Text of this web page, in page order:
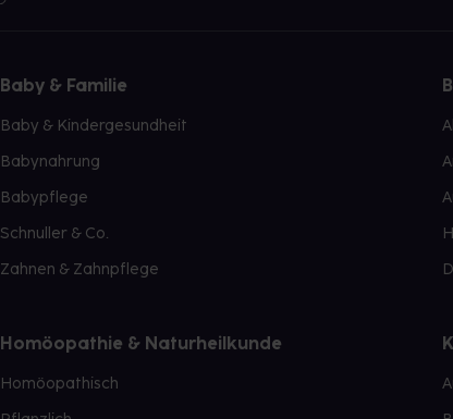
Baby & Familie
Baby & Kindergesundheit
Babynahrung
Babypflege
Schnuller & Co.
Zahnen & Zahnpflege
Homöopathie & Naturheilkunde
Homöopathisch